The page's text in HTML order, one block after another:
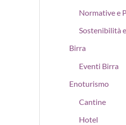
Normative e
Sostenibilità
Birra
Eventi Birra
Enoturismo
Cantine
Hotel